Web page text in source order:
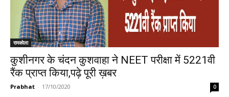
रामकोला
कुशीनगर के चंदन कुशवाहा ने NEET परीक्षा में 5221वी
रैंक प्राप्त किया,पढ़े पूरी ख़बर
Prabhat - 17/10/2020 0